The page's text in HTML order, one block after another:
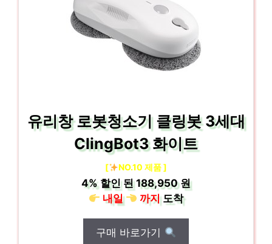
유리창 로봇청소기 클링봇 3세대
ClingBot3 화이트
[ NO.10 제품 ]
4%할인 된188,950 원
내일
까지도착
구매 바로가기